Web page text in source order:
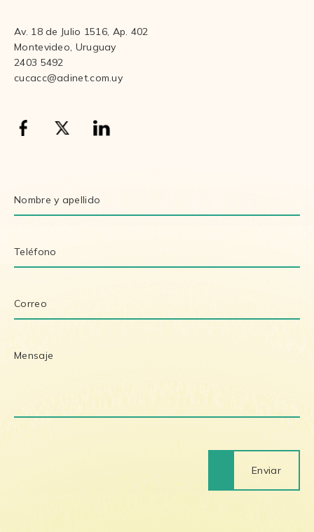
Av. 18 de Julio 1516, Ap. 402
Montevideo, Uruguay
2403 5492
cucacc@adinet.com.uy
Enviar